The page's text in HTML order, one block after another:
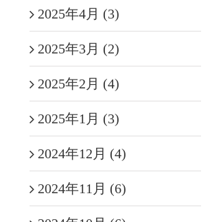
2025年4月 (3)
2025年3月 (2)
2025年2月 (4)
2025年1月 (3)
2024年12月 (4)
2024年11月 (6)